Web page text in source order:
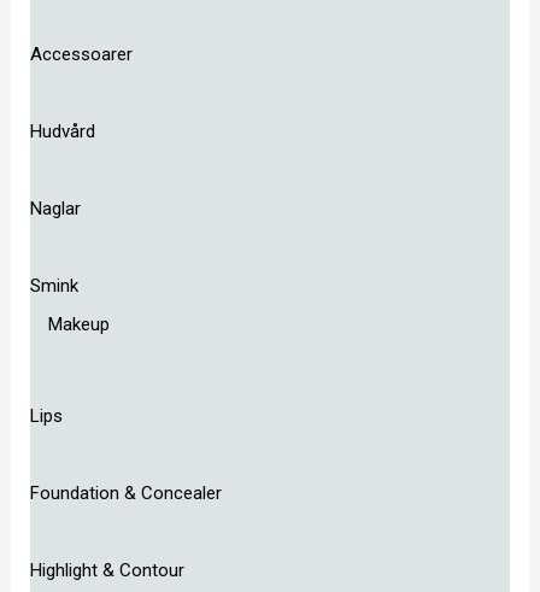
Accessoarer
Hudvård
Naglar
Smink
Makeup
Lips
Foundation & Concealer
Highlight & Contour